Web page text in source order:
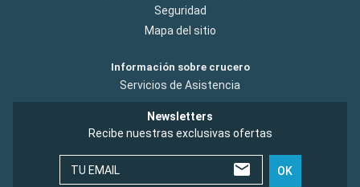
Seguridad
Mapa del sitio
Información sobre crucero
Servicios de Asistencia
Newsletters
Recibe nuestras exclusivas ofertas
TU EMAIL OK